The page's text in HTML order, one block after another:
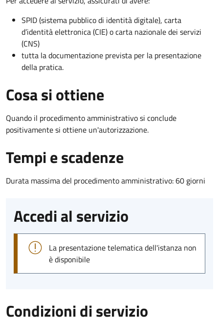
SPID (sistema pubblico di identità digitale), carta
d’identità elettronica (CIE) o carta nazionale dei servizi
(CNS)
tutta la documentazione prevista per la presentazione
della pratica.
Cosa si ottiene
Quando il procedimento amministrativo si conclude
positivamente si ottiene un'autorizzazione.
Tempi e scadenze
Durata massima del procedimento amministrativo: 60 giorni
Accedi al servizio
La presentazione telematica dell'istanza non
è disponibile
Condizioni di servizio